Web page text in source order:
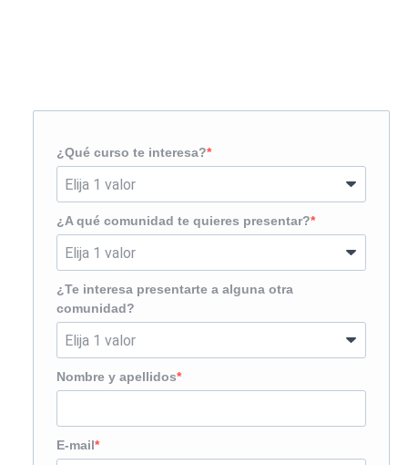
¿Qué curso te interesa?
¿A qué comunidad te quieres presentar?
¿Te interesa presentarte a alguna otra
comunidad?
Nombre y apellidos
E-mail